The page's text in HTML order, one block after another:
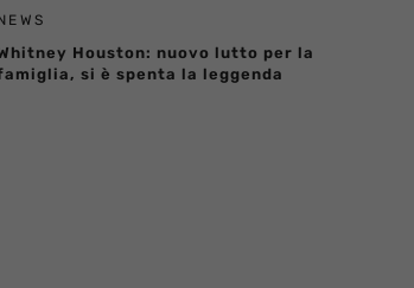
Houston: nuovo lutto per la
si è spenta la leggenda